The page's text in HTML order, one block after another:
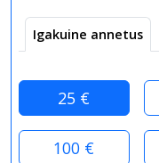
Igakuine annetus
25 €
100 €